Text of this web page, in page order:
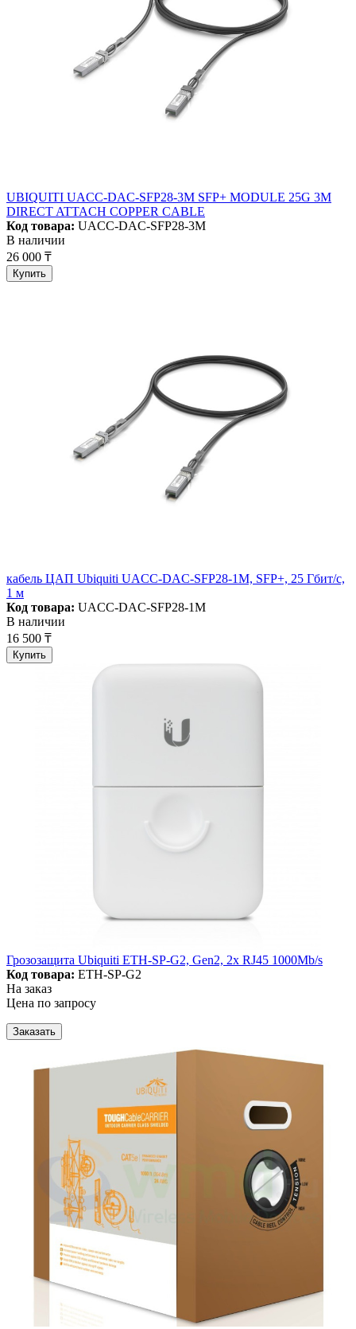
UBIQUITI UACC-DAC-SFP28-3M SFP+ MODULE 25G 3M
DIRECT ATTACH COPPER CABLE
Код товара: UACC-DAC-SFP28-3M
В наличии
26 000 ₸
Купить
кабель ЦАП Ubiquiti UACC-DAC-SFP28-1M, SFP+, 25 Гбит/с,
1 м
Код товара: UACC-DAC-SFP28-1M
В наличии
16 500 ₸
Купить
Грозозащита Ubiquiti ETH-SP-G2, Gen2, 2x RJ45 1000Mb/s
Код товара: ETH-SP-G2
На заказ
Цена по запросу
Заказать